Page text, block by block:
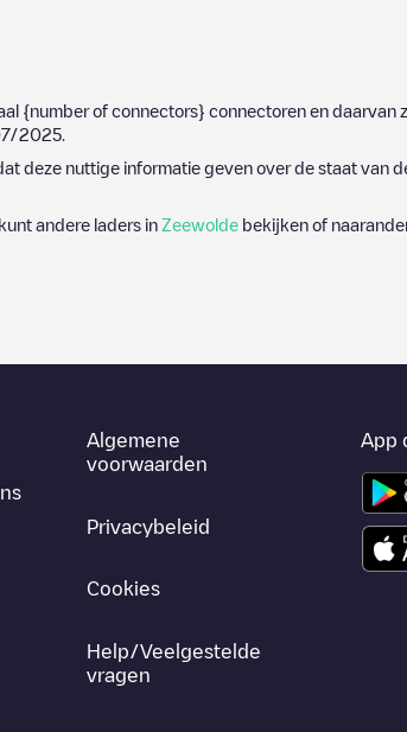
{number of connectors} connectoren en daarvan
2025
deze nuttige informatie geven over de staat van
andere laders in Zeewolde bekijken of
Algemene
voorwaarden
Privacybeleid
Cookies
Help/Veelgestelde
vragen
App